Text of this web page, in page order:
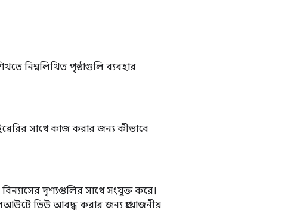
নিম্নলিখিত পৃষ্ঠাগুলি ব্যবহার
সাথে কাজ করার জন্য কীভাবে
দৃশ্যগুলির সাথে সংযুক্ত করে।
ভিউ আবদ্ধ করার জন্য প্রয়োজনীয়